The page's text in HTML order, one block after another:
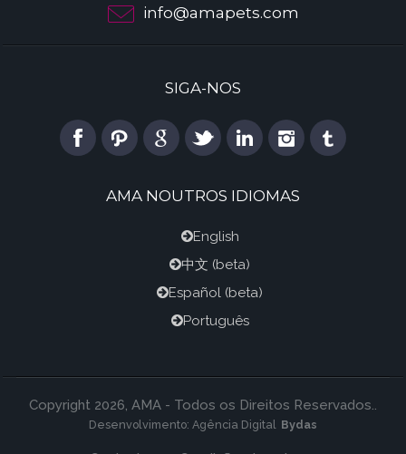
info@amapets.com
SIGA-NOS
AMA NOUTROS IDIOMAS
English
中文 (beta)
Español (beta)
Português
Copyright 2026, AMA - Todos os Direitos Reservados..
Desenvolvimento: Agência Digital Bydas